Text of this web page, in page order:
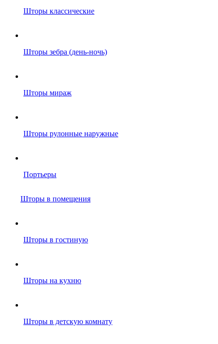
Шторы классические
Шторы зебра (день-ночь)
Шторы мираж
Шторы рулонные наружные
Портьеры
Шторы в помещения
Шторы в гостиную
Шторы на кухню
Шторы в детскую комнату